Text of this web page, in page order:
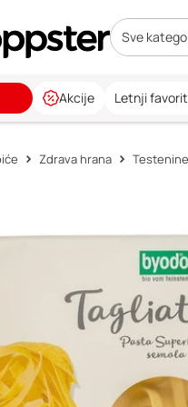
Sve
Akcije Letnji
Zdrava hrana Testenine